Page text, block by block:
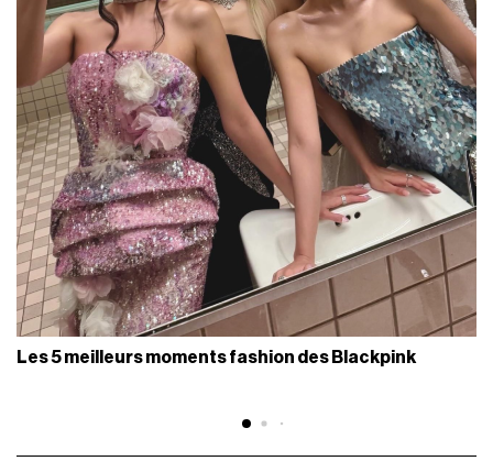
Les 5 meilleurs moments fashion des Blackpink